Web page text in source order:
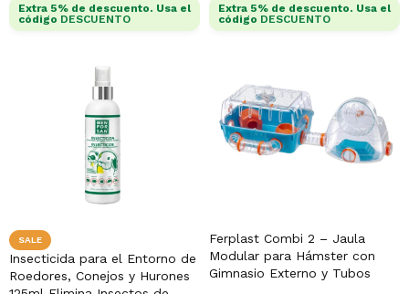
Extra 5% de descuento. Usa el
código DESCUENTO
SALE
Insecticida para el Entorno de
Roedores, Conejos y Hurones
Extra 5% de descuento. Usa el
código DESCUENTO
Ferplast Combi 2 – Jaula
Modular para Hámster con
Gimnasio Externo y Tubos